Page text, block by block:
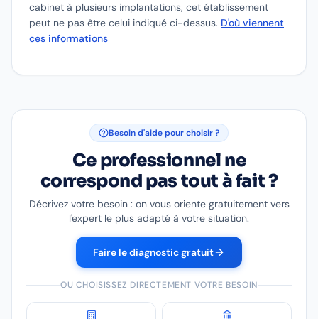
cabinet à plusieurs implantations, cet établissement
peut ne pas être celui indiqué ci-dessus. D'où viennent
ces informations
Besoin d'aide pour choisir ?
Ce professionnel ne
correspond pas tout à fait ?
Décrivez votre besoin : on vous oriente gratuitement vers
l'expert le plus adapté à votre situation.
Faire le diagnostic gratuit
OU CHOISISSEZ DIRECTEMENT VOTRE BESOIN